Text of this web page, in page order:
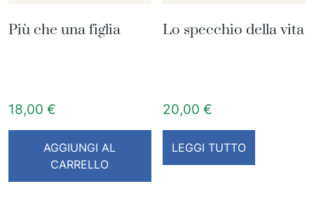
Più che una figlia
18,00 €
AGGIUNGI AL
CARRELLO
Lo specchio della vita
20,00€
LEGGI TUTTO